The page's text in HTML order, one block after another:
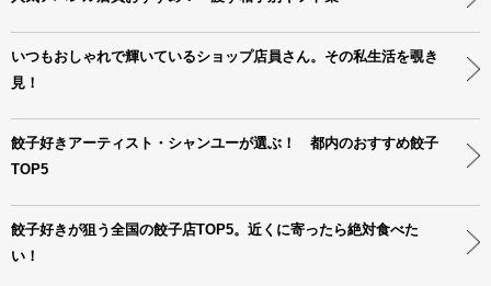
いつもおしゃれで輝いているショップ店員さん。その私生活を覗き
見！
餃子好きアーティスト・シャンユーが選ぶ！ 都内のおすすめ餃子
TOP5
餃子好きが狙う全国の餃子店TOP5。近くに寄ったら絶対食べた
い！